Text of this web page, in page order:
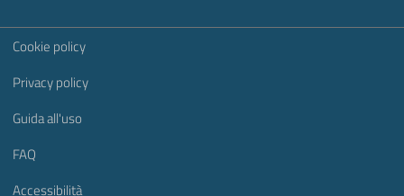
Sezione Link Utili
Cookie policy
Privacy policy
Guida all'uso
FAQ
Accessibilità